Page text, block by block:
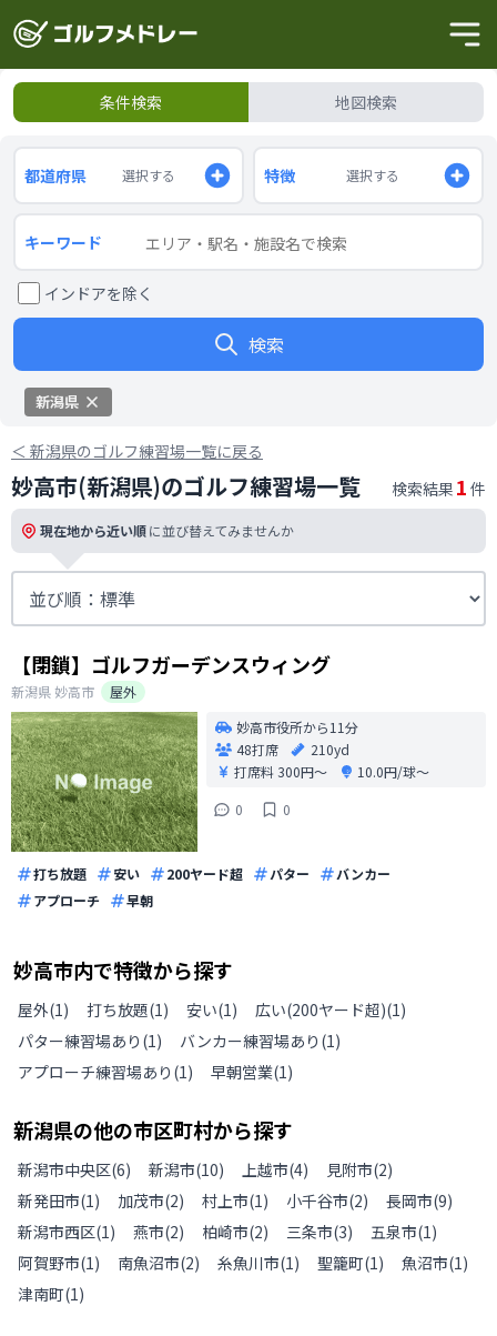
条件検索 地図検索
都道府県 選択する 特徴 選択する
キーワード
インドアを除く
検索
新潟県
＜ 新潟県のゴルフ練習場一覧に戻る
妙高市(新潟県)のゴルフ練習場一覧 検索結果 1 件
現在地から近い順に並び替えてみませんか
【閉鎖】ゴルフガーデンスウィング
新潟県妙高市
屋外
妙高市役所から11分
48打席
210yd
打席料300円〜
10.0円/球〜
0
0
打ち放題 安い 200ヤード超 パター
バンカー
アプローチ
早朝
妙高市内で特徴から探す
屋外(1) 打ち放題(1) 安い(1) 広い(200ヤード超)(1)
パター練習場あり (1) バンカー練習場あり (1)
アプローチ練習場あり (1) 早朝営業(1)
新潟県の他の市区町村から探す
新潟市中央区(6) 新潟市(10) 上越市(4) 見附市(2)
新発田市(1) 加茂市(2) 村上市(1) 小千谷市(2) 長岡市(9)
新潟市西区(1) 燕市(2) 柏崎市(2) 三条市(3) 五泉市(1)
阿賀野市(1) 南魚沼市(2) 糸魚川市(1) 聖籠町(1) 魚沼市(1)
津南町(1)